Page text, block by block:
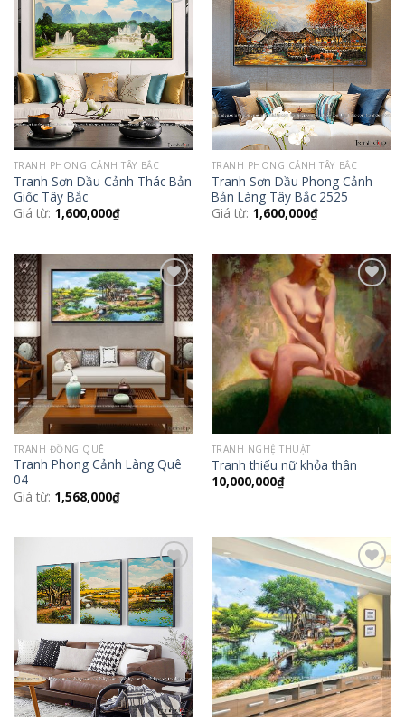
Add to
Wishlist
TRANH PHONG CẢNH TÂY BẮC
Tranh Sơn Dầu Cảnh Thác Bản
Giốc Tây Bắc
Giá từ: 1,600,000₫
Add to
Wishlist
TRANH PHONG CẢNH TÂY BẮC
Tranh Sơn Dầu Phong Cảnh
Bản Làng Tây Bắc 2525
Giá từ: 1,600,000₫
Add to
Wishlist
TRANH ĐỒNG QUÊ
Tranh Phong Cảnh Làng Quê
04
Giá từ: 1,568,000₫
Add to
Wishlist
TRANH NGHỆ THUẬT
Tranh thiếu nữ khỏa thân
10,000,000₫
Add to
Wishlist
Add to
Wishlist